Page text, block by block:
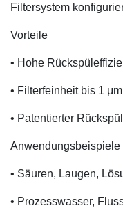
Filtersystem
Vorteile
• Hohe
• Filterfeinheit bis 1 μm
• Patentierter
Anwendungsbeispiele
• Säuren, Laugen,
• Prozesswasser,